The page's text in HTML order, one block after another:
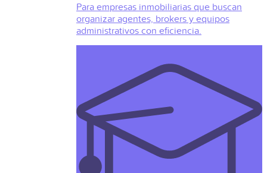
Para empresas inmobiliarias que buscan
organizar agentes, brokers y equipos
administrativos con eficiencia.